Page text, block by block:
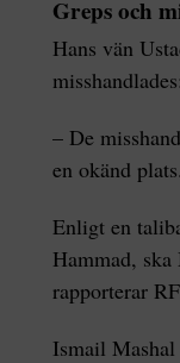
Greps och
Hans vän
misshandlades:
– De
en okänd plats.
Enligt en
Hammad,
rapporterar
Ismail